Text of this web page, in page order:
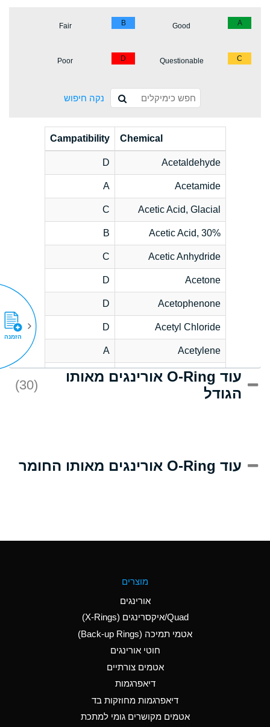
A
Good
B
Fair
C
Questionable
D
Poor
נקה חיפוש
Chemical
Campatibility
Acetaldehyde
D
Acetamide
A
Acetic Acid, Glacial
C
Acetic Acid, 30%
B
Acetic Anhydride
C
Acetone
D
Acetophenone
D
Acetyl Chloride
D
Acetylene
A
Acrlylonitrile
D
Adipic Acid
(Aqueous)
Aluminum Nitrate
(Aqueous)
Aluminum Phosphate
Ammonia Anhydrous
B
עוד O-Ring אורינגים מאותו
הגודל
(30)
עוד O-Ring אורינגים מאותו החומר
מוצרים
אורינגים
Quad/איקסרינגים (X-Rings)
אטמי תמיכה (Back-up Rings)
חוטי אורינגים
אטמים צורתיים
דיאפרגמות
דיאפרגמות מחוזקות בד
אטמים מקושרים גומי למתכת
הזמנה